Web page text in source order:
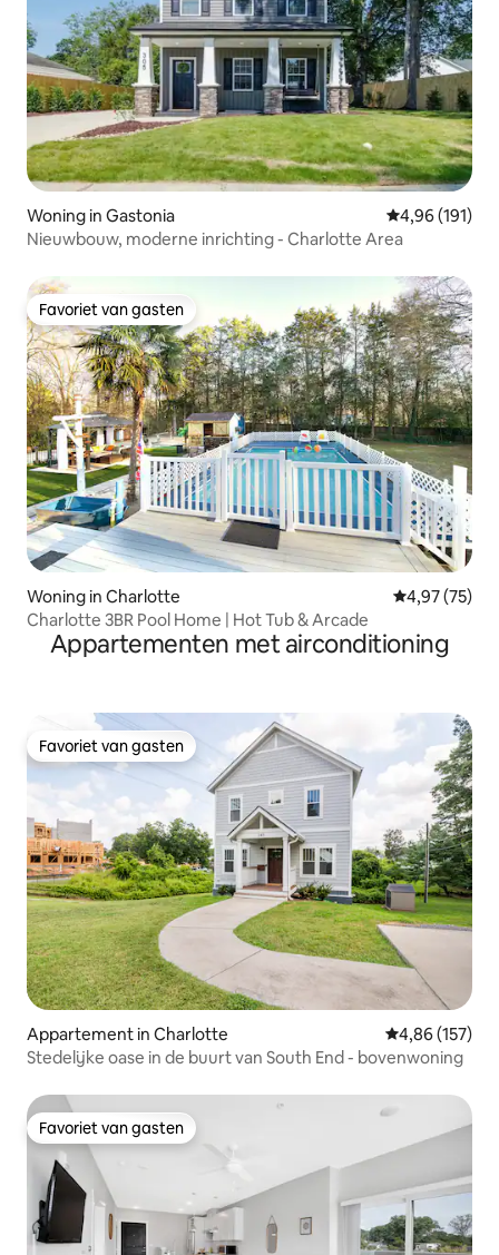
Woning in Gastonia Gemiddelde
4,96 (191)
Nieuwbouw, moderne inrichting - Charlotte Area
Favoriet van gasten
Favoriet van gasten
Woning in Charlotte Gemiddelde
4,97 (75)
Charlotte 3BR Pool Home | Hot Tub & Arcade
Appartementen met airconditioning
Favoriet van gasten
Favoriet van gasten
Appartement in Charlotte Gemiddelde
4,86 (157)
Stedelijke oase in de buurt van South End - bovenwoning
Favoriet van gasten
Favoriet van gasten